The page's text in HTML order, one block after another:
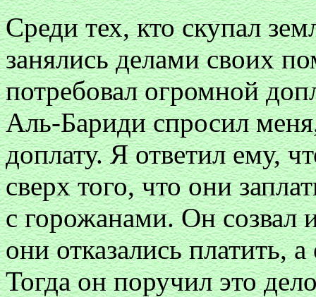
Среди тех, кто скупал
занялись делами своих
потребовал огромной
Аль-Бариди спросил меня,
доплату. Я ответил ему,
сверх того, что они
с горожанами. Он созвал
они отказались платить,
Тогда он поручил это